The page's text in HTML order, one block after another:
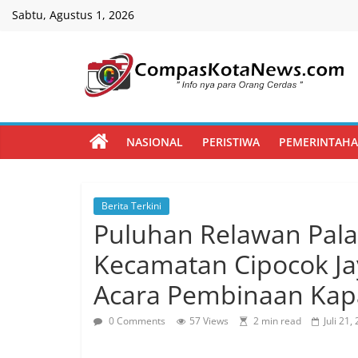
SkipSabtu, Agustus 1, 2026
Compas
Kota
CompasKotaNews.com
Hadir
untuk
memberikan
informasi
kepada
masyarakat
NASIONAL PERISTIWA
Berita Terkini
Puluhan Relawan
Kecamatan Cipocok
Acara Pembinaan
0 Comments 57 Views 2 min read Juli 21,